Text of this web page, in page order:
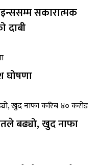
सकारात्मक
दाबी
घोषणा
बढ्यो, खुद नाफा